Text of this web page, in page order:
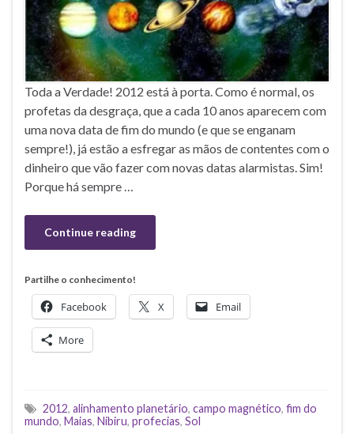
Toda a Verdade! 2012 está à porta. Como é normal, os
profetas da desgraça, que a cada 10 anos aparecem com
uma nova data de fim do mundo (e que se enganam
sempre!), já estão a esfregar as mãos de contentes com o
dinheiro que vão fazer com novas datas alarmistas. Sim!
Porque há sempre …
Continue reading
Partilhe o conhecimento!
Facebook X Email
More
2012, alinhamento planetário, campo magnético, fim do
mundo, Maias, Nibiru, profecias, Sol